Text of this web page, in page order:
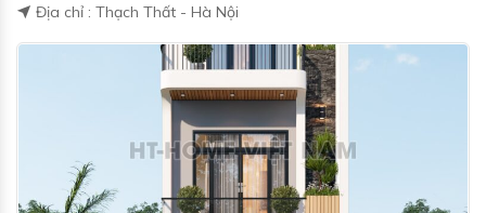
Địa chỉ : Thạch Thất - Hà Nội